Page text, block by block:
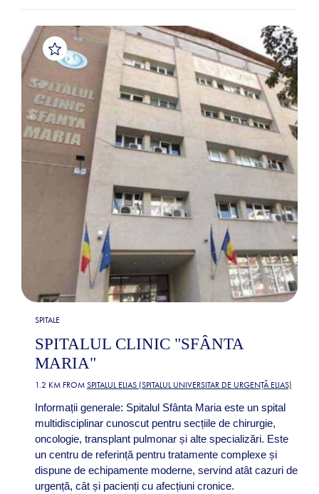
SPITALE
SPITALUL CLINIC "SFÂNTA
MARIA"
1.2 KM FROM SPITALUL ELIAS (SPITALUL UNIVERSITAR DE URGENȚĂ ELIAS)
Informații generale: Spitalul Sfânta Maria este un spital
multidisciplinar cunoscut pentru secțiile de chirurgie,
oncologie, transplant pulmonar și alte specializări. Este
un centru de referință pentru tratamente complexe și
dispune de echipamente moderne, servind atât cazuri de
urgență, cât și pacienți cu afecțiuni cronice.